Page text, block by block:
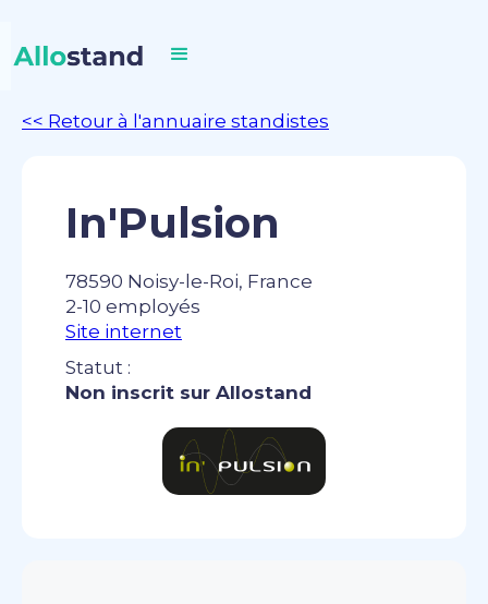
<< Retour à l'annuaire standistes
In'Pulsion
78590 Noisy-le-Roi, France
2-10 employés
Site internet
Statut :
Non inscrit sur Allostand